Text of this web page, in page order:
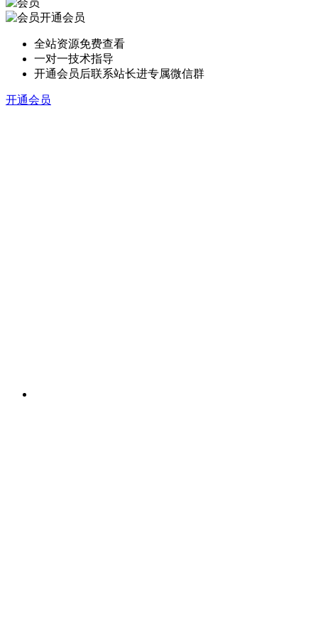
开通会员
全站资源免费查看
一对一技术指导
开通会员后联系站长进专属微信群
开通会员